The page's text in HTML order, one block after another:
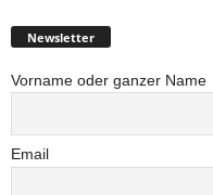
Newsletter
Vorname oder ganzer Name
Email